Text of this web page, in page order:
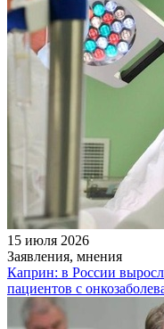
15 июля 2026
Заявления, мнения
Каприн: в России
пациентов с